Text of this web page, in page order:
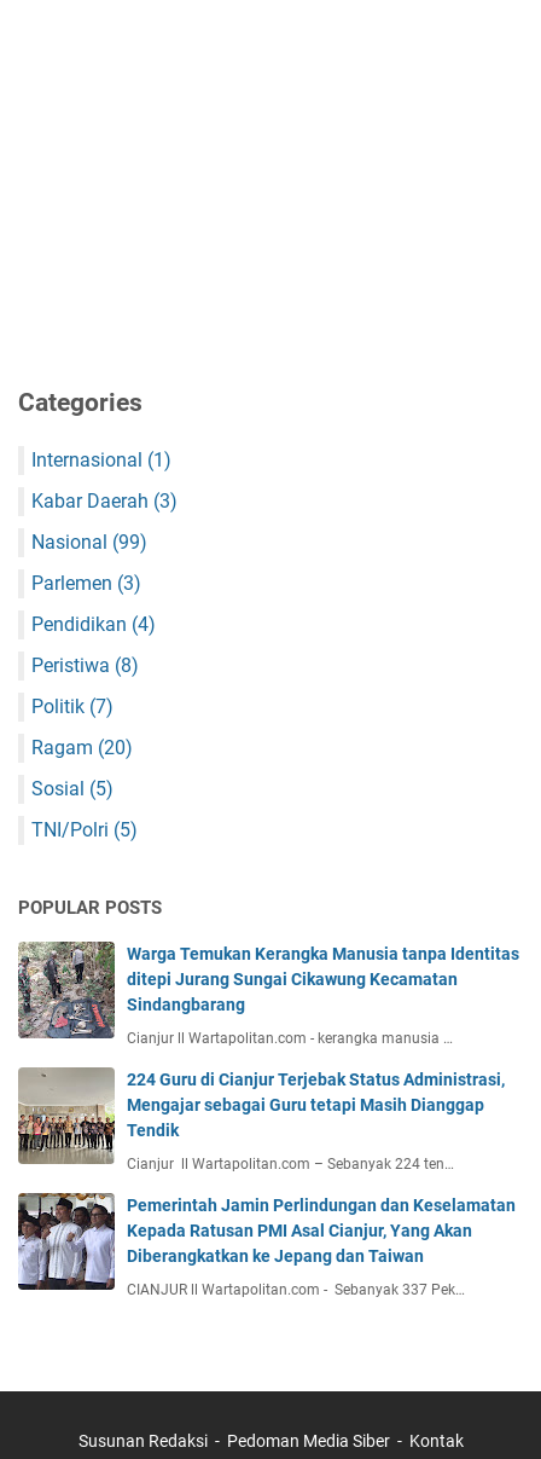
Categories
Internasional (1)
Kabar Daerah (3)
Nasional (99)
Parlemen (3)
Pendidikan (4)
Peristiwa (8)
Politik (7)
Ragam (20)
Sosial (5)
TNI/Polri (5)
POPULAR POSTS
Warga Temukan Kerangka Manusia tanpa Identitas
ditepi Jurang Sungai Cikawung Kecamatan
Sindangbarang
Cianjur ll Wartapolitan.com - kerangka manusia …
224 Guru di Cianjur Terjebak Status Administrasi,
Mengajar sebagai Guru tetapi Masih Dianggap
Tendik
Cianjur ll Wartapolitan.com – Sebanyak 224 ten…
Pemerintah Jamin Perlindungan dan Keselamatan
Kepada Ratusan PMI Asal Cianjur, Yang Akan
Diberangkatkan ke Jepang dan Taiwan
CIANJUR ll Wartapolitan.com - Sebanyak 337 Pek…
Susunan Redaksi Pedoman Media Siber Kontak